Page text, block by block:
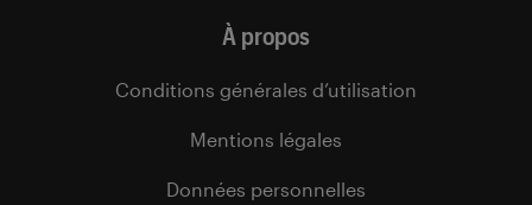
À propos
Conditions générales d’utilisation
Mentions légales
Données personnelles